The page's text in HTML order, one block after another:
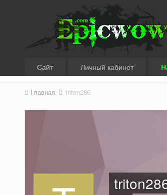
Сайт Личный кабинет
Главная triton286